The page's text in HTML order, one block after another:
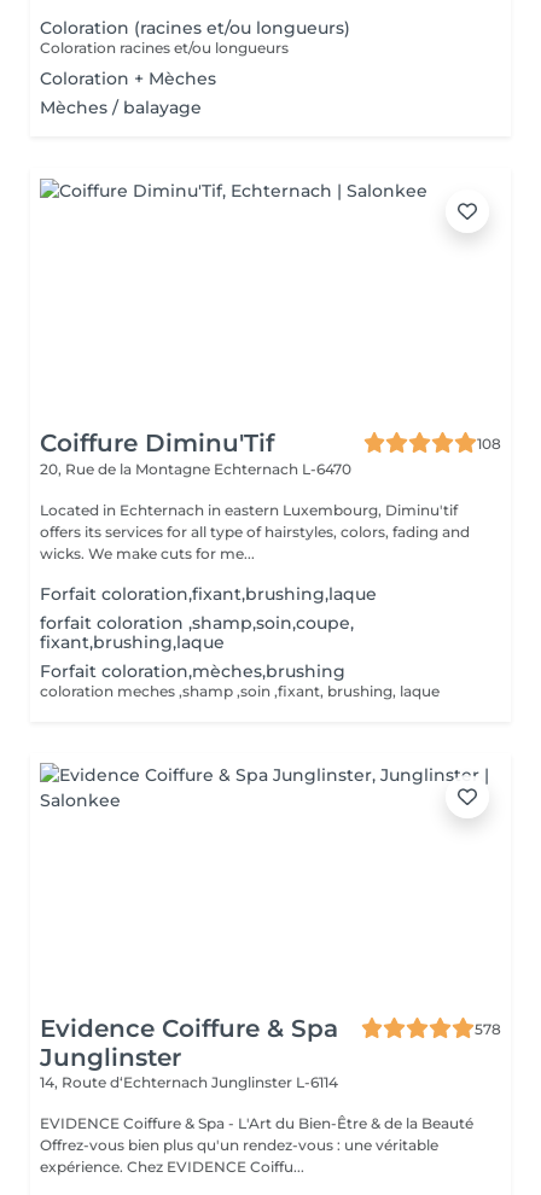
Coloration (racines et/ou longueurs)
Coloration racines et/ou longueurs
Coloration + Mèches
Mèches / balayage
Coiffure Diminu'Tif
108
20, Rue de la Montagne Echternach L-6470
Located in Echternach in eastern Luxembourg, Diminu'tif
offers its services for all type of hairstyles, colors, fading and
wicks. We make cuts for me...
Forfait coloration,fixant,brushing,laque
forfait coloration ,shamp,soin,coupe,
fixant,brushing,laque
Forfait coloration,mèches,brushing
coloration meches ,shamp ,soin ,fixant, brushing, laque
Evidence Coiffure & Spa
Junglinster
578
14, Route d‘Echternach Junglinster L-6114
EVIDENCE Coiffure & Spa - L'Art du Bien-Être & de la Beauté
Offrez-vous bien plus qu'un rendez-vous : une véritable
expérience. Chez EVIDENCE Coiffu...